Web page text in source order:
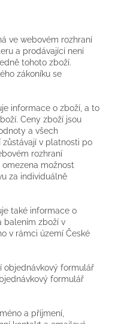
ve webovém rozhraní
a prodávající není
tohoto zboží.
zákoníku se
informace o zboží, a to
Ceny zboží jsou
a všech
zůstávají v platnosti po
rozhraní
možnost
za individuálně
také informace o
balením zboží v
v rámci území České
objednávkový formulář
formulář
a příjmení,